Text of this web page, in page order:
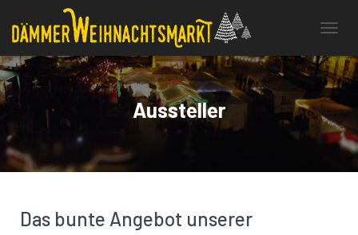
A
V
I
G
T
I
Aussteller
Das bunte Angebot unserer